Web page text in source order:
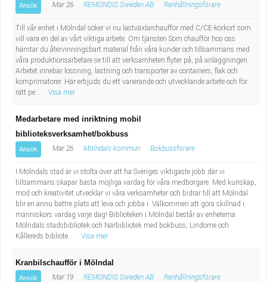
Naturbruk
Naturvetenskapligt arbete
Pedagogiskt arbete
Sanering och renhållning
Socialt arbete
Säkerhetsarbete
Tekniskt arbete
Transport
Taxiförare/Taxichaufför
Läkarsekreterare/Vårdadmin/Medicinsk
sekreterare
Lastbilsförare m.fl.
Fastighetsskötare
Informatör/Kommunikatör
Brevbärare
Sjuksköterska, grundutbildad
Kock, storhushåll
Undersköterska, vård- o specialavd. o mottagning
Ansök Mar 26 REMONDIS Sweden AB Renhållningsförare
Till vår enhet i Mölndal söker vi nu lastväxlarchaufför med C/CE-körkort som
vill vara en del av vårt viktiga arbete. Om tjänsten Som chaufför hos oss
hämtar du återvinningsbart material från våra kunder och tillsammans med
våra produktionsarbetare se till att verksamheten flyter på, på anläggningen.
Arbetet innebär lossning, lastning och transporter av containers, flak och
komprimatorer. Här erbjuds du ett varierande och utvecklande arbete och för
rätt pe...
Visa mer
Medarbetare med inriktning mobil
biblioteksverksamhet/bokbuss
Ansök Mar 26 Mölndals kommun Bokbussförare
I Mölndals stad är vi stolta över att ha Sveriges viktigaste jobb där vi
tillsammans skapar bästa möjliga vardag för våra medborgare. Med kunskap,
mod och kreativitet utvecklar vi våra verksamheter och bidrar till att Mölndal
blir en ännu bättre plats att leva och jobba i. Välkommen att göra skillnad i
människors vardag varje dag! Biblioteken i Mölndal består av enheterna
Mölndals stadsbibliotek och Närbibliotek med bokbuss, Lindome och
Kållereds bibliote...
Visa mer
Kranbilschaufför i Mölndal
Ansök Mar 19 REMONDIS Sweden AB Renhållningsförare